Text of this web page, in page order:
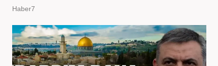
Haber7